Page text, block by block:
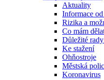
Aktuality
Informace
Rizika a
Co mám
Důležité
Ke stažení
Ohňostroje
Městská
Koronavirus